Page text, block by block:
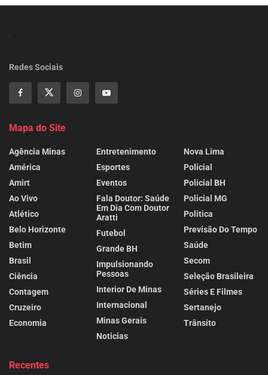
Redes Sociais
Mapa do Site
Agência Minas
América
Amirt
Ao Vivo
Atlético
Belo Horizonte
Betim
Brasil
Ciência
Contagem
Cruzeiro
Economia
Entretenimento
Esportes
Eventos
Fala Doutor: Saúde
Em Dia Com Doutor
Aratti
Futebol
Grande BH
Impulsionando
Pessoas
Interior De Minas
Internacional
Minas Gerais
Noticias
Nova Lima
Policial
Policial BH
Policial MG
Politica
Previsão Do Tempo
Saúde
Secom
Seleção Brasileira
Séries E Filmes
Sertanejo
Trânsito
Recentes